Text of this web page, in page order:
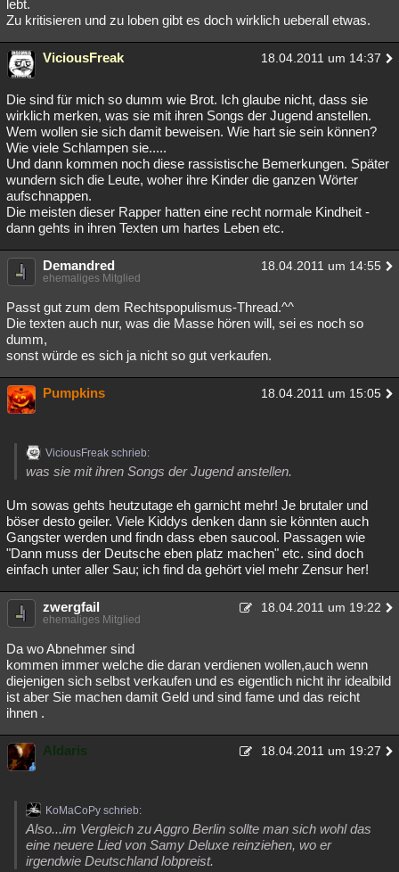
lebt.
Zu kritisieren und zu loben gibt es doch wirklich ueberall etwas.
ViciousFreak 18.04.2011 um 14:37
Die sind für mich so dumm wie Brot. Ich glaube nicht, dass sie
wirklich merken, was sie mit ihren Songs der Jugend anstellen.
Wem wollen sie sich damit beweisen. Wie hart sie sein können?
Wie viele Schlampen sie.....
Und dann kommen noch diese rassistische Bemerkungen. Später
wundern sich die Leute, woher ihre Kinder die ganzen Wörter
aufschnappen.
Die meisten dieser Rapper hatten eine recht normale Kindheit -
dann gehts in ihren Texten um hartes Leben etc.
Demandred 18.04.2011 um 14:55
ehemaliges Mitglied
Passt gut zum dem Rechtspopulismus-Thread.^^
Die texten auch nur, was die Masse hören will, sei es noch so
dumm,
sonst würde es sich ja nicht so gut verkaufen.
Pumpkins 18.04.2011 um 15:05
ViciousFreak schrieb:
was sie mit ihren Songs der Jugend anstellen.
Um sowas gehts heutzutage eh garnicht mehr! Je brutaler und
böser desto geiler. Viele Kiddys denken dann sie könnten auch
Gangster werden und findn dass eben saucool. Passagen wie
"Dann muss der Deutsche eben platz machen" etc. sind doch
einfach unter aller Sau; ich find da gehört viel mehr Zensur her!
zwergfail 18.04.2011 um 19:22
ehemaliges Mitglied
Da wo Abnehmer sind
kommen immer welche die daran verdienen wollen,auch wenn
diejenigen sich selbst verkaufen und es eigentlich nicht ihr idealbild
ist aber Sie machen damit Geld und sind fame und das reicht
ihnen .
Aldaris 18.04.2011 um 19:27
KoMaCoPy schrieb:
Also...im Vergleich zu Aggro Berlin sollte man sich wohl das
eine neuere Lied von Samy Deluxe reinziehen, wo er
irgendwie Deutschland lobpreist.